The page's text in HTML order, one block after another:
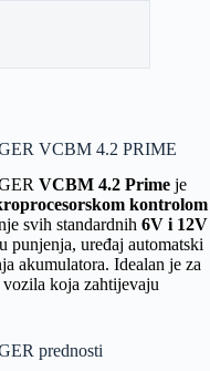
VCBM 4.2 PRIME
VCBM 4.2 Prime je
kontrolom
svih standardnih 6V i 12V
punjenja, uređaj automatski
akumulatora. Idealan je za
koja zahtijevaju
prednosti